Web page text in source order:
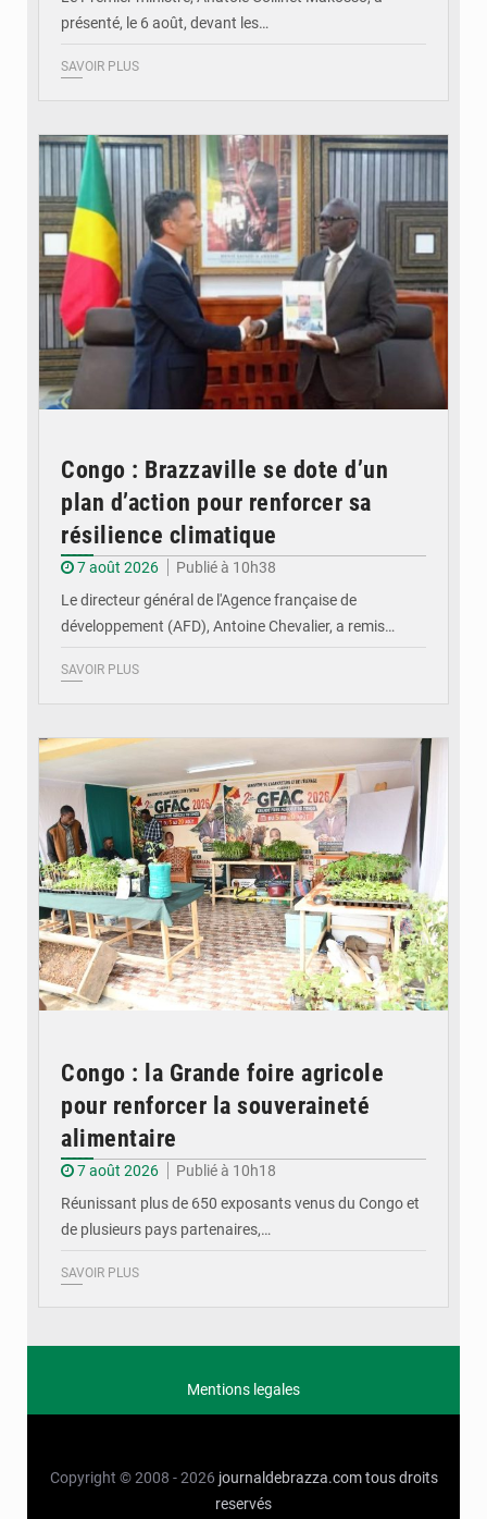
présenté, le 6 août, devant les…
SAVOIR PLUS
Congo : Brazzaville se dote d’un
plan d’action pour renforcer sa
résilience climatique
7 août 2026
Publié à 10h38
Le directeur général de l'Agence française de
développement (AFD), Antoine Chevalier, a remis…
SAVOIR PLUS
Congo : la Grande foire agricole
pour renforcer la souveraineté
alimentaire
7 août 2026
Publié à 10h18
Réunissant plus de 650 exposants venus du Congo et
de plusieurs pays partenaires,…
SAVOIR PLUS
Mentions legales
Copyright © 2008 - 2026 journaldebrazza.com tous droits
reservés